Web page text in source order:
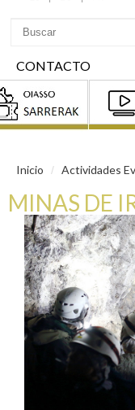
CONTACTO
Inicio / Actividades
MINAS DE